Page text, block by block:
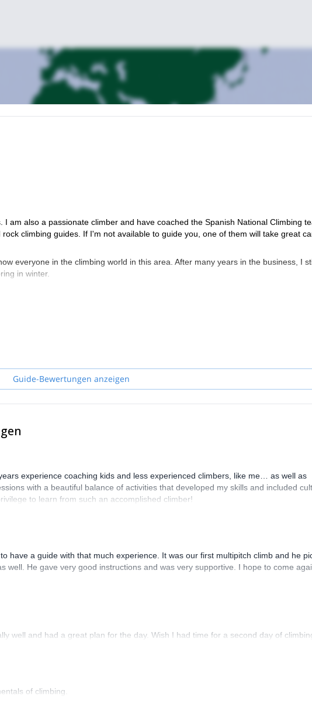
am also a passionate climber and have coached the Spanish National Climbing
climbing guides. If I'm not available to guide you, one of them will take great
everyone in the climbing world in this area. After many years in the business, I
in winter.
Guide-Bewertungen anzeigen
experience coaching kids and less experienced climbers, like me… as well as
with a beautiful balance of activities that developed my skills and included
to learn from such an accomplished climber!
have a guide with that much experience. It was our first multipitch climb and he
well. He gave very good instructions and was very supportive. I hope to come
well and had a great plan for the day. Wish I had time for a second day of
of climbing.